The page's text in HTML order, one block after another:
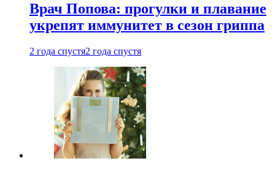
Врач Попова: прогулки и плавание
укрепят иммунитет в сезон гриппа
2 года спустя2 года спустя